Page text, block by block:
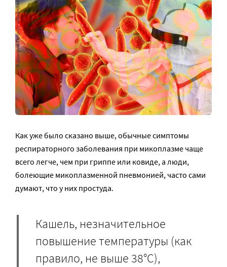
Как уже было сказано выше, обычные симптомы
респираторного заболевания при микоплазме чаще
всего легче, чем при гриппе или ковиде, а люди,
болеющие микоплазменной пневмонией, часто сами
думают, что у них простуда.
Кашель, незначительное
повышение температуры (как
правило, не выше 38°C),